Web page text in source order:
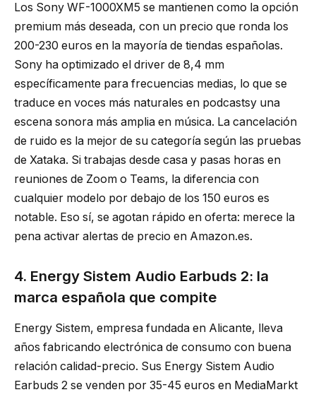
Los Sony WF-1000XM5 se mantienen como la opción
premium más deseada, con un precio que ronda los
200-230 euros en la mayoría de tiendas españolas.
Sony ha optimizado el driver de 8,4 mm
específicamente para frecuencias medias, lo que se
traduce en voces más naturales en podcastsy una
escena sonora más amplia en música. La cancelación
de ruido es la mejor de su categoría según las pruebas
de Xataka. Si trabajas desde casa y pasas horas en
reuniones de Zoom o Teams, la diferencia con
cualquier modelo por debajo de los 150 euros es
notable. Eso sí, se agotan rápido en oferta: merece la
pena activar alertas de precio en Amazon.es.
4. Energy Sistem Audio Earbuds 2: la
marca española que compite
Energy Sistem, empresa fundada en Alicante, lleva
años fabricando electrónica de consumo con buena
relación calidad-precio. Sus Energy Sistem Audio
Earbuds 2 se venden por 35-45 euros en MediaMarkt